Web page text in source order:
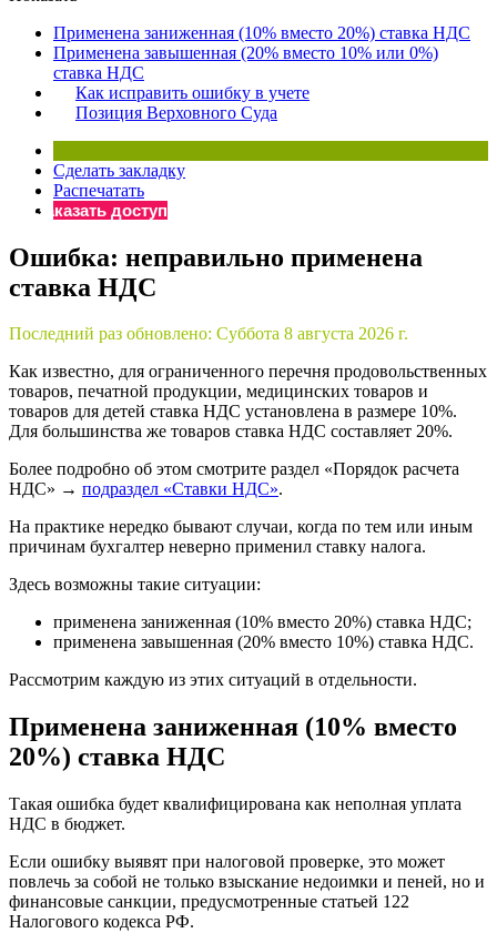
Бератор
«Практическая энциклопедия бухгалтера»
Материалы электронного журнала
«Нормативные акты для бухгалтера»
Материалы электронного журнала
Онлайн-сервисы «Учетная политика» и «Алгоритмы для
Просто заполните форму, и мы вышлем вам на почту
Применена заниженная (10% вместо 20%) ставка НДС
Применена завышенная (20% вместо 10% или 0%)
ставка НДС
Как исправить ошибку в учете
Позиция Верховного Суда
Сделать закладку
Распечатать
Заказать доступ
Ошибка: неправильно применена
ставка НДС
Последний раз обновлено: Суббота 8 августа 2026 г.
Как известно, для ограниченного перечня продовольственных
товаров, печатной продукции, медицинских товаров и
товаров для детей ставка НДС установлена в размере 10%.
Для большинства же товаров ставка НДС составляет 20%.
Более подробно об этом смотрите раздел «Порядок расчета
НДС» → подраздел «Ставки НДС».
На практике нередко бывают случаи, когда по тем или иным
причинам бухгалтер неверно применил ставку налога.
Здесь возможны такие ситуации:
применена заниженная (10% вместо 20%) ставка НДС;
применена завышенная (20% вместо 10%) ставка НДС.
Рассмотрим каждую из этих ситуаций в отдельности.
Применена заниженная (10% вместо
20%) ставка НДС
Такая ошибка будет квалифицирована как неполная уплата
НДС в бюджет.
Если ошибку выявят при налоговой проверке, это может
повлечь за собой не только взыскание недоимки и пеней, но и
финансовые санкции, предусмотренные статьей 122
Налогового кодекса РФ.